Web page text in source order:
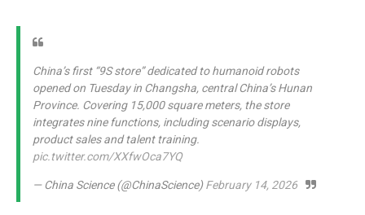
China’s first “9S store” dedicated to humanoid robots
opened on Tuesday in Changsha, central China’s Hunan
Province. Covering 15,000 square meters, the store
integrates nine functions, including scenario displays,
product sales and talent training.
pic.twitter.com/XXfwOca7YQ
— China Science (@ChinaScience)February 14, 2026